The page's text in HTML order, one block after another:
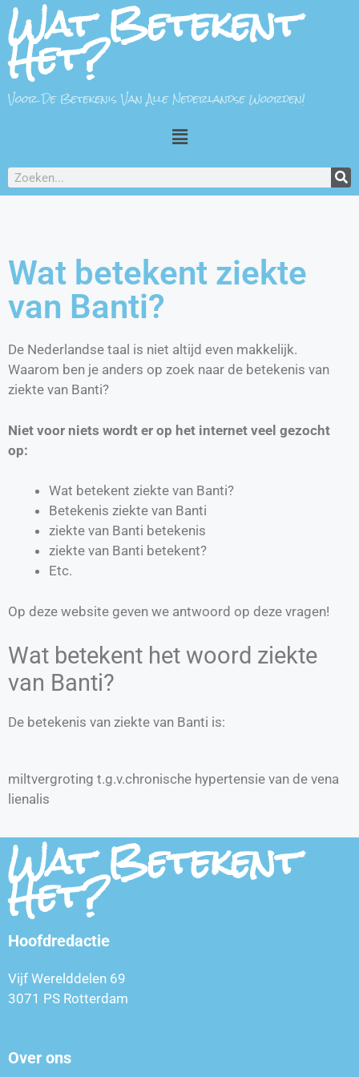
Wat Betekent
Het?
Voor De Betekenis Van Alle Nederlandse Woorden!
Wat betekent ziekte
van Banti?
De Nederlandse taal is niet altijd even makkelijk.
Waarom ben je anders op zoek naar de betekenis van
ziekte van Banti?
Niet voor niets wordt er op het internet veel gezocht
op:
Wat betekent ziekte van Banti?
Betekenis ziekte van Banti
ziekte van Banti betekenis
ziekte van Banti betekent?
Etc.
Op deze website geven we antwoord op deze vragen!
Wat betekent het woord ziekte
van Banti?
De betekenis van ziekte van Banti is:
miltvergroting t.g.v.chronische hypertensie van de vena
lienalis
Wat Betekent
Het?
Hoofdredactie
Vijf Werelddelen 69
3071 PS Rotterdam
Over ons